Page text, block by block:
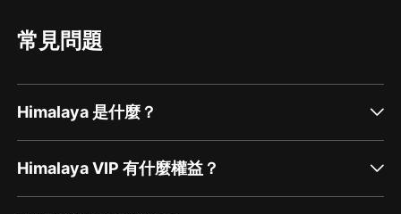
常見問題
Himalaya 是什麼？
Himalaya VIP 有什麼權益？